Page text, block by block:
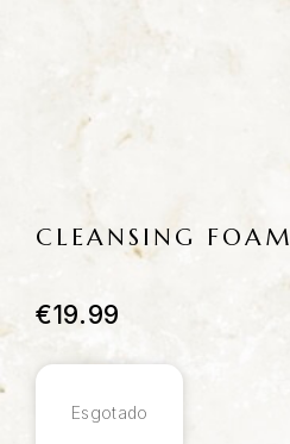
CLEANSING FOAM
€19.99
Esgotado